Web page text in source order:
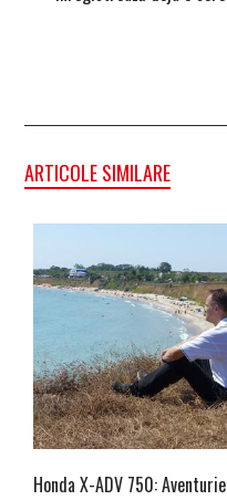
ARTICOLE SIMILARE
Honda X-ADV 750: